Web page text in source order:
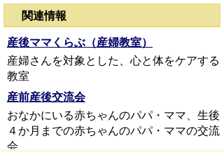
関連情報
産後ママくらぶ（産婦教室）
産婦さんを対象とした、心と体をケアする
教室
産前産後交流会
おなかにいる赤ちゃんのパパ・ママ、生後
４か月までの赤ちゃんのパパ・ママの交流
会